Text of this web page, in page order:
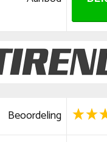
Beoordeling